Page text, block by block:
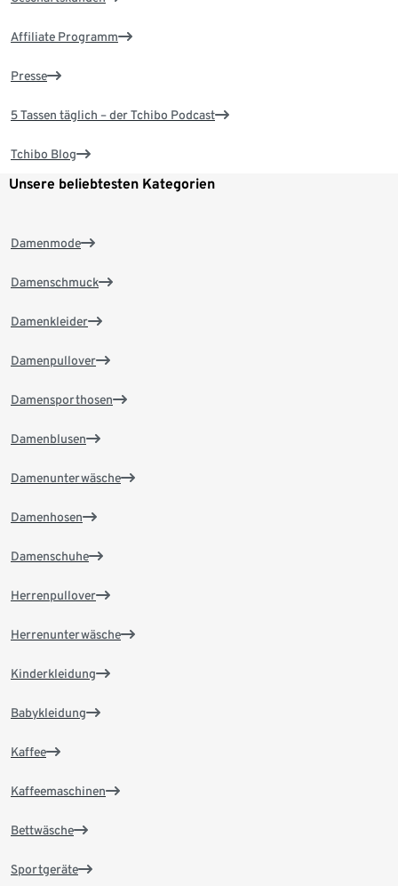
Affiliate Programm
Presse
5 Tassen täglich – der Tchibo Podcast
Tchibo Blog
Unsere beliebtesten Kategorien
Damenmode
Damenschmuck
Damenkleider
Damenpullover
Damensporthosen
Damenblusen
Damenunterwäsche
Damenhosen
Damenschuhe
Herrenpullover
Herrenunterwäsche
Kinderkleidung
Babykleidung
Kaffee
Kaffeemaschinen
Bettwäsche
Sportgeräte